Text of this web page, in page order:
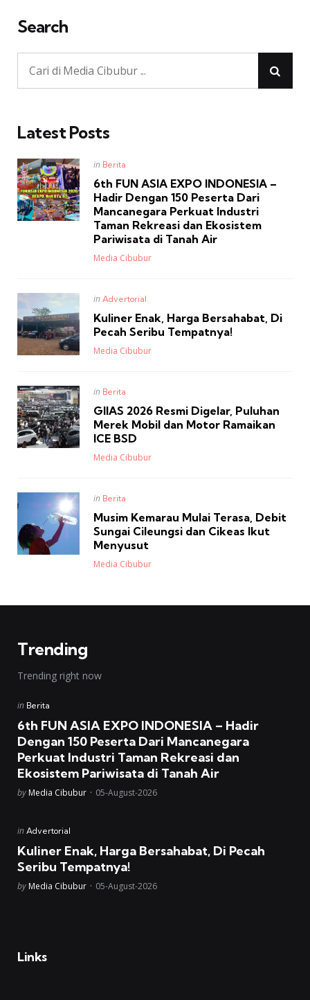
Search
Latest Posts
Posted
in
in Berita
6th FUN ASIA EXPO INDONESIA –
Hadir Dengan 150 Peserta Dari
Mancanegara Perkuat Industri
Taman Rekreasi dan Ekosistem
Pariwisata di Tanah Air
Posted
Media Cibubur
Posted
in
in Advertorial
Kuliner Enak, Harga Bersahabat, Di
Pecah Seribu Tempatnya!
Posted
Media Cibubur
Posted
in
in Berita
GIIAS 2026 Resmi Digelar, Puluhan
Merek Mobil dan Motor Ramaikan
ICE BSD
Posted
Media Cibubur
Posted
in
in Berita
Musim Kemarau Mulai Terasa, Debit
Sungai Cileungsi dan Cikeas Ikut
Menyusut
Posted
Media Cibubur
Trending
Trending right now
Posted
in Berita
6th FUN ASIA EXPO INDONESIA – Hadir
Dengan 150 Peserta Dari Mancanegara
Perkuat Industri Taman Rekreasi dan
Ekosistem Pariwisata di Tanah Air
Posted
by Media Cibubur 05-August-2026
Posted
in Advertorial
Kuliner Enak, Harga Bersahabat, Di Pecah
Seribu Tempatnya!
Posted
by Media Cibubur 05-August-2026
Links